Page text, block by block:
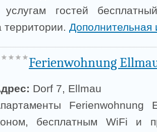
гостей
территории.
Ferienwohnung
Dorf 7, Ellmau
бесплатным WiFi и